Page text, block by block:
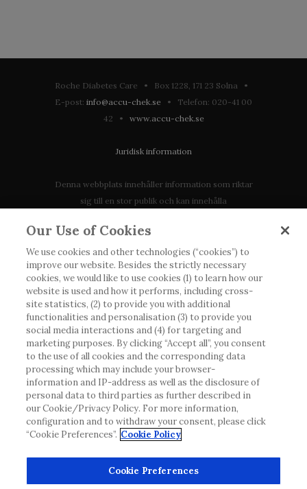
Roche Diabetes Care • Box 1228, 171 23 Solna •
E-post: info@accu-chek.se • Telefon: 020-41 00
42 • www.accu-chek.se
Juridisk information
Denna webbplats innehåller information som riktar
sig till en stor publik och kan innehålla
tillgänglig eller giltig i ditt land. Vänligen observera
att vi inte tar något ansvar för information som
eventuellt inte uppfyller någon gällande rättslig
process, förordning, registrering eller användning i
landet där du bor.
Roche har inte alltid möjlighet att kvalitetssäkra
andras inlägg, men kommer att ta bort vilseledande
eller olämpliga inlägg i möjligaste mån. Vi har inget
ansvar för innehållet på externa webbplatser som
det länkas till. Kopiering av material från denna
webbplats för användning någon annanstans är inte
tillåtet utan överenskommelse. Webbplatsen säljer
Our Use of Cookies
We use cookies and other technologies (“cookies”) to
improve our website. Besides the strictly necessary
cookies, we would like to use cookies (1) to learn how our
website is used and how it performs, including cross-
site statistics, (2) to provide you with additional
functionalities and personalisation (3) to provide you
social media interactions and (4) for targeting and
marketing purposes. By clicking “Accept all”, you consent
to the use of all cookies and the corresponding data
processing which may include your browser-
information and IP-address as well as the disclosure of
personal data to third parties as further described in
our Cookie/Privacy Policy. For more information,
configuration and to withdraw your consent, please click
“Cookie Preferences”. Cookie Policy
Cookie Preferences